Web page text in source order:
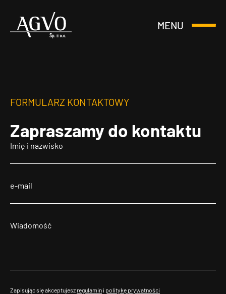
Header
MENU
Otwórz
FORMULARZ KONTAKTOWY
Zapraszamy do kontaktu
Zapisując się akceptujesz regulamin i politykę prywatności